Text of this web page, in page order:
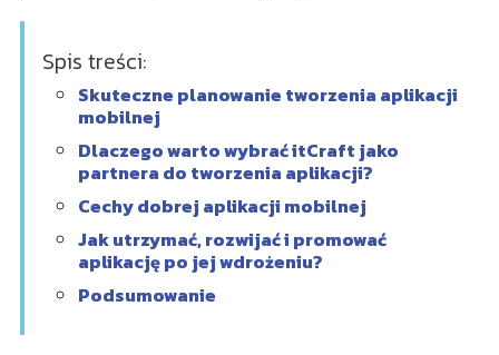
Spis treści:
Skuteczne planowanie tworzenia aplikacji
mobilnej
Dlaczego warto wybrać itCraft jako
partnera do tworzenia aplikacji?
Cechy dobrej aplikacji mobilnej
Jak utrzymać, rozwijać i promować
aplikację po jej wdrożeniu?
Podsumowanie